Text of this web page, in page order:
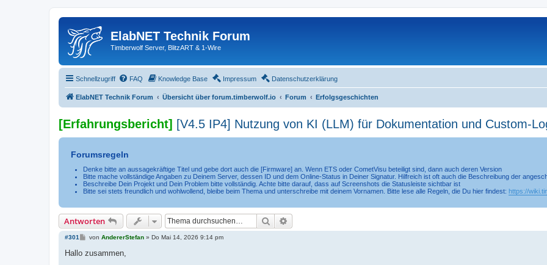
ElabNET Technik Forum
Timberwolf Server, BlitzART & 1-Wire
Schnellzugriff FAQ Knowledge Base Impressum Datenschutzerklärung
ElabNET Technik Forum Übersicht über forum.timberwolf.io Forum Erfolgsgeschichten
[Erfahrungsbericht] [V4.5 IP4] Nutzung von KI (LLM) für Dokumentation und Custom-
Forumsregeln
Denke bitte an aussagekräftige Titel und gebe dort auch die [Firmware] an. Wenn ETS oder CometVisu beteiligt sind, dann auch deren Version
Bitte mache vollständige Angaben zu Deinem Server, dessen ID und dem Online-Status in Deiner Signatur. Hilfreich ist oft auch die Beschreibung der
Beschreibe Dein Projekt und Dein Problem bitte vollständig. Achte bitte darauf, dass auf Screenshots die Statusleiste sichtbar ist
Bitte sei stets freundlich und wohlwollend, bleibe beim Thema und unterschreibe mit deinem Vornamen. Bitte lese alle Regeln, die Du hier findest: https://
Antworten Suche
#301
B
i
von AndererStefan» Do Mai 14, 2026 9:14 pm
Hallo zusammen,